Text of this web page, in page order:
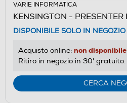
VARIE INFORMATICA
KENSINGTON - PRESENTER
DISPONIBILE SOLO IN NEGOZIO
Acquisto online: non disponibile
Ritiro in negozio in 30' gratuito:
CERCA